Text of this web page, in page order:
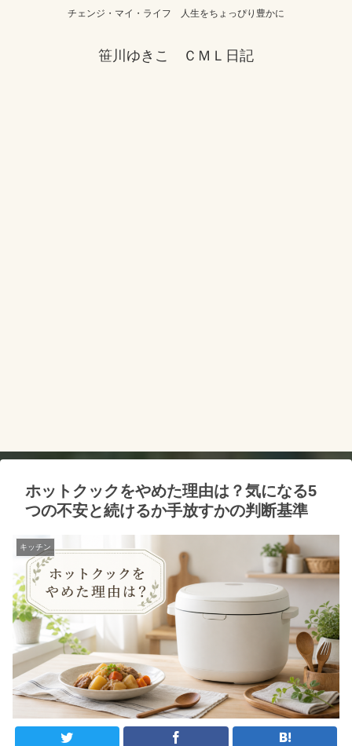
チェンジ・マイ・ライフ 人生をちょっぴり豊かに
笹川ゆきこ ＣＭＬ日記
ホットクックをやめた理由は？気になる5
つの不安と続けるか手放すかの判断基準
キッチン